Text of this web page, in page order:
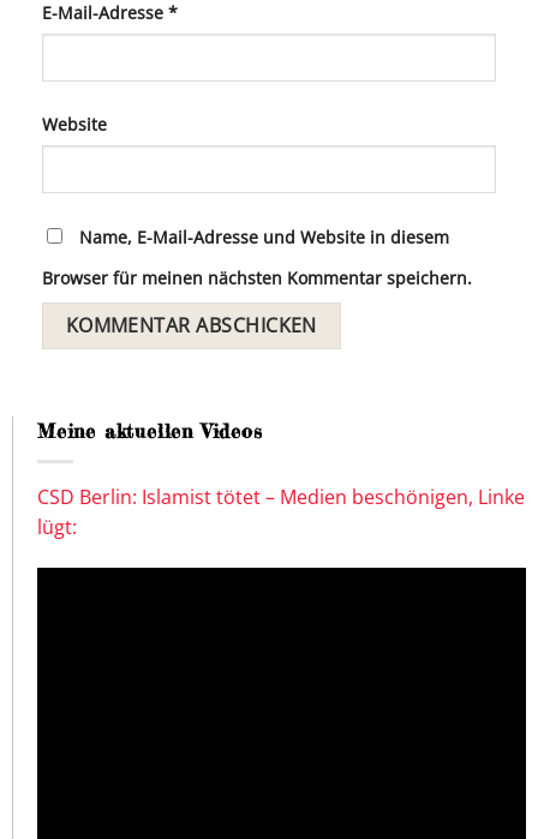
E-Mail-Adresse *
Website
Name, E-Mail-Adresse und Website in diesem
Browser für meinen nächsten Kommentar speichern.
Meine aktuellen Videos
CSD Berlin: Islamist tötet – Medien beschönigen, Linke
lügt: